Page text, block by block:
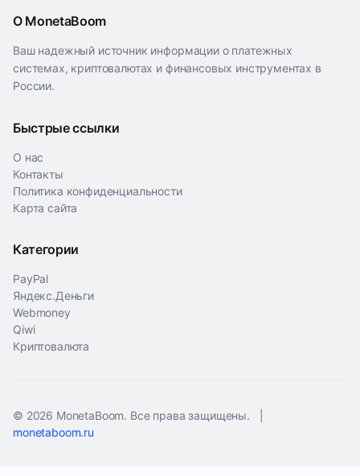
О MonetaBoom
Ваш надежный источник информации о платежных
системах, криптовалютах и финансовых инструментах в
России.
Быстрые ссылки
О нас
Контакты
Политика конфиденциальности
Карта сайта
Категории
PayPal
Яндекс.Деньги
Webmoney
Qiwi
Криптовалюта
© 2026 MonetaBoom. Все права защищены.
monetaboom.ru